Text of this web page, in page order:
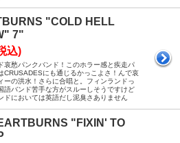
"COLD HELL
7"
込)
哀愁パンクバンド！このホラー感と疾走パ
CRUSADESにも通じるかっこよさ！んで哀
ーの洪水！さらに合唱と。フィンランドっ
語バンド苦手な方がスルーしそうですけど
ドにおいては英語だし泥臭さありません
"FIXIN' TO